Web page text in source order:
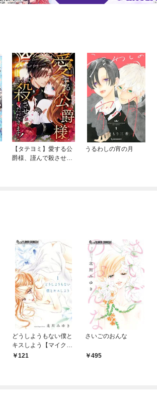
【タテヨミ】愛する公
爵様、謹んで殺させて
うるわしの宵の月
どうしようもない僕と
キスしよう【マイク
ロ】（１）
121
さいごのおんな
495